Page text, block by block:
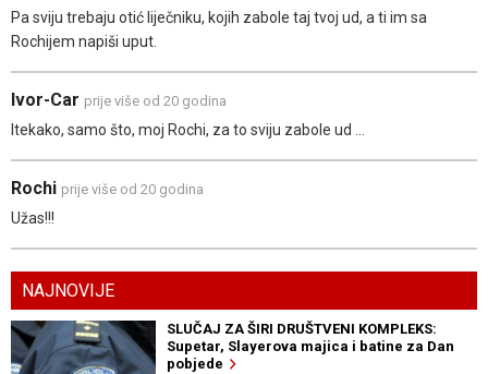
Pa sviju trebaju otić liječniku, kojih zabole taj tvoj ud, a ti im sa
Rochijem napiši uput.
Ivor-Car prije više od 20 godina
Itekako, samo što, moj Rochi, za to sviju zabole ud ...
Rochi prije više od 20 godina
Užas!!!
NAJNOVIJE
SLUČAJ ZA ŠIRI DRUŠTVENI KOMPLEKS:
Supetar, Slayerova majica i batine za Dan
pobjede